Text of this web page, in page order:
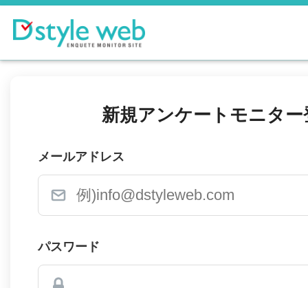
新規アンケートモニター
メールアドレス
パスワード